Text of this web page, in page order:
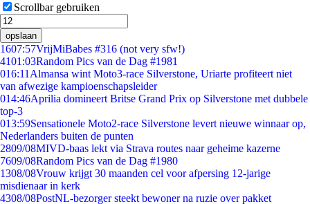
Scrollbar gebruiken
opslaan
1607:57VrijMiBabes #316 (not very sfw!)
4101:03Random Pics van de Dag #1981
016:11 Almansa wint Moto3-race Silverstone, Uriarte profiteert niet
van afwezige kampioenschapsleider
014:46Aprilia domineert Britse Grand Prix op Silverstone met dubbele
top-3
013:59Sensationele Moto2-race Silverstone levert nieuwe winnaar op,
Nederlanders buiten de punten
2809/08MIVD-baas lekt via Strava routes naar geheime kazerne
7609/08Random Pics van de Dag #1980
1308/08Vrouw krijgt 30 maanden cel voor afpersing 12-jarige
misdienaar in kerk
4308/08PostNL-bezorger steekt bewoner na ruzie over pakket